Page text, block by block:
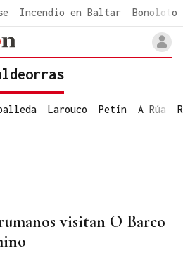
Incendio en Baltar Bonoloto
Larouco Petín A Rúa
visitan O Barco